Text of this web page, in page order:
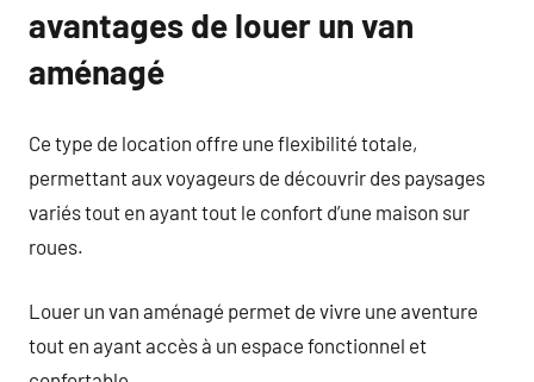
avantages de louer un van
aménagé
Ce type de location offre une flexibilité totale,
permettant aux voyageurs de découvrir des paysages
variés tout en ayant tout le confort d’une maison sur
roues.
Louer un van aménagé permet de vivre une aventure
tout en ayant accès à un espace fonctionnel et